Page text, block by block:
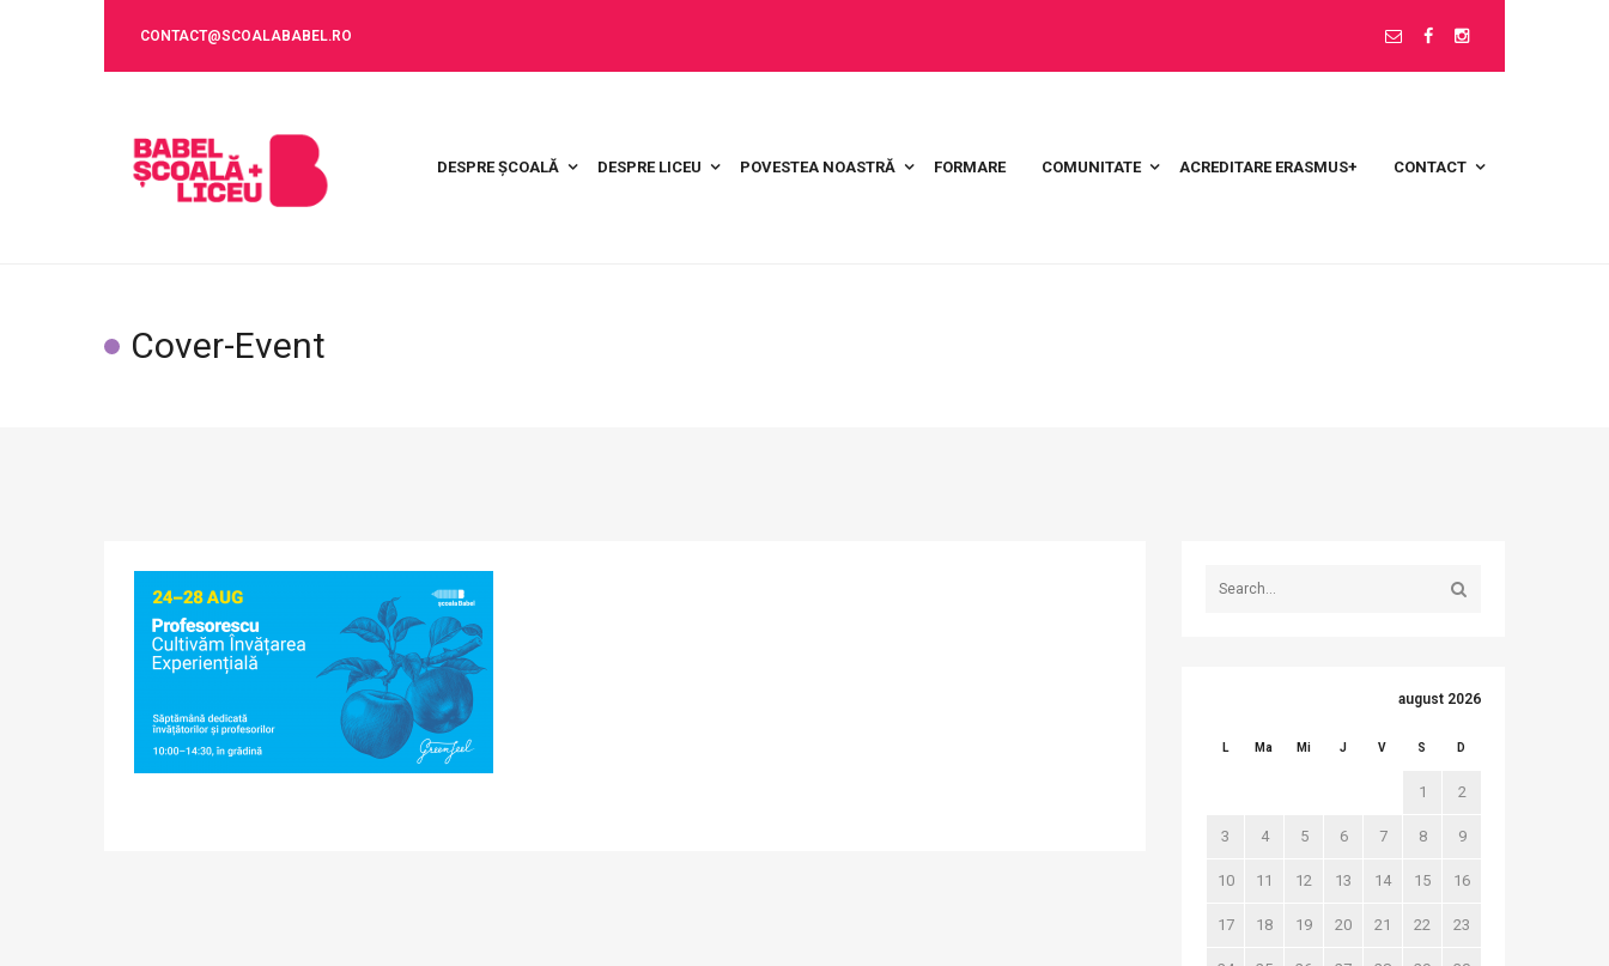
CONTACT@SCOALABABEL.RO
DESPRE ȘCOALĂ DESPRE LICEU POVESTEA NOASTRĂ FORMARE COMUNITATE ACREDITARE ERASMUS+ CONTACT
Cover-Event
august 2026
L Ma Mi J V S D
1 2
3 4 5 6 7 8 9
10 11 12 13 14 15 16
17 18 19 20 21 22 23